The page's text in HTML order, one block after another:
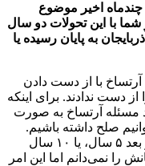
۲۰۲۰ و تحولات چندماه اخیر موضوع
شما با این تحولات دو سال
به پایان رسیده یا
با از دست دادن
دست ندادند. برای اینکه
مسئله آرتساخ به صورت
صلح داشته باشیم.
می‌توانیم آتش بس موقت داشته باشیم و بعد ۵ سال، یا ۱۰ سال
را نمی‌دانم اما این امر